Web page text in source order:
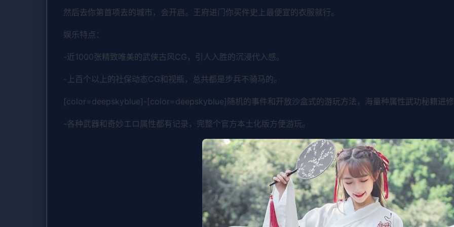
然后去你第首项去的城市，会开启。王府进门你买件史上最便宜的衣服就行。
娱乐特点：
-近1000张精致唯美的武侠古风CG，引人入胜的沉浸代入感。
-上百个以上的社保动态CG和视瓶，总共都是步兵不骑马的。
[color=deepskyblue]-[color=deepskyblue]随机的事件和开放沙盒式的游玩方法，海量种属性武功秘籍进
-各种武器和奇妙エロ属性都有记录，完整个官方本土化版方便游玩。